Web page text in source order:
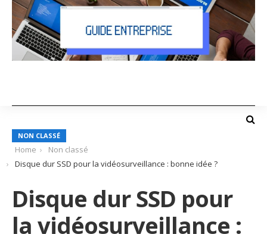
NON CLASSÉ
Home
Non classé
Disque dur SSD pour la vidéosurveillance : bonne idée ?
Disque dur SSD pour
la vidéosurveillance :